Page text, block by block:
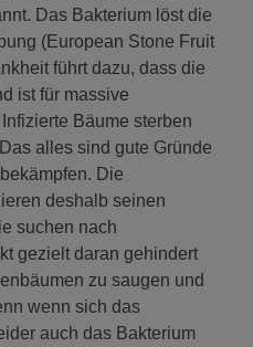
Das Bakterium löst die
(European Stone Fruit
führt dazu, dass die
ist für massive
Bäume sterben
alles sind gute Gründe
Die
deshalb seinen
suchen nach
gezielt daran gehindert
zu saugen und
wenn sich das
auch das Bakterium